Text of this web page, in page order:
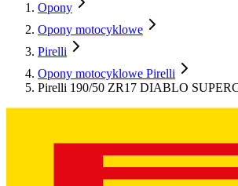
Opony
Opony motocyklowe
Pirelli
Opony motocyklowe Pirelli
Pirelli 190/50 ZR17 DIABLO